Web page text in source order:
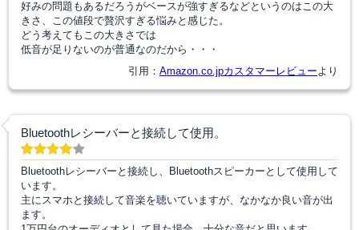
好みの問題もあるだろうがベースが強すぎるなどというのはこの大
きさ、この値段で贅沢すぎる悩みと感じた。
どう考えてもこの大きさでは
低音が足りないのが普通なのだから・・・
引用： Amazon.co.jpカスタマーレビュー より
Bluetoothレシーバーと接続して使用。
Bluetoothレシーバーと接続し、Bluetoothスピーカーとして使用して
います。
主にスマホと接続して音楽を聴いていますが、なかなか良い音が出
ます。